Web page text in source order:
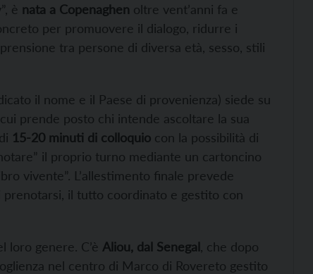
è nata a Copenaghen oltre vent’anni fa e
per promuovere il dialogo, ridurre i
tra persone di diversa età, sesso, stili
il nome e il Paese di provenienza) siede su
prende posto chi intende ascoltare la sua
15-20 minuti di colloquio con la possibilità di
il proprio turno mediante un cartoncino
vivente”. L’allestimento finale prevede
il tutto coordinato e gestito con
genere. C’è Aliou, dal Senegal , che dopo
nel centro di Marco di Rovereto gestito